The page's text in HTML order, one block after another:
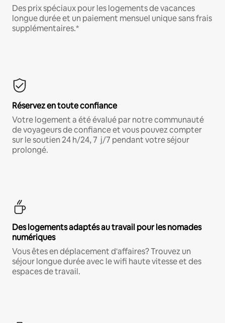
Des prix spéciaux pour les logements de vacances
longue durée et un paiement mensuel unique sans frais
supplémentaires.*
Réservez en toute confiance
Votre logement a été évalué par notre communauté
de voyageurs de confiance et vous pouvez compter
sur le soutien 24 h/24, 7 j/7 pendant votre séjour
prolongé.
Des logements adaptés au travail pour les nomades
numériques
Vous êtes en déplacement d'affaires? Trouvez un
séjour longue durée avec le wifi haute vitesse et des
espaces de travail.